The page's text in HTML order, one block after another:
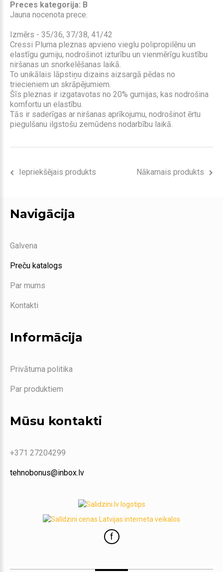
Preces kategorija: B
Jauna nocenota prece.
Izmērs - 35/36, 37/38, 41/42
Cressi Pluma pleznas apvieno vieglu polipropilēnu un
elastīgu gumiju, nodrošinot izturību un vienmērīgu kustību
niršanas un snorkelēšanas laikā.
To unikālais lāpstiņu dizains aizsargā pēdas no
triecieniem un skrāpējumiem.
Šīs pleznas ir izgatavotas no 20% gumijas, kas nodrošina
komfortu un elastību.
Tās ir saderīgas ar niršanas aprīkojumu, nodrošinot ērtu
piegulšanu ilgstošu zemūdens nodarbību laikā.
Iepriekšējais produkts Nākamais produkts
Navigācija
Galvena
Preču katalogs
Par mums
Kontakti
Informācija
Privātuma politika
Par produktiem
Mūsu kontakti
+371 27204299
tehnobonus@inbox.lv
f